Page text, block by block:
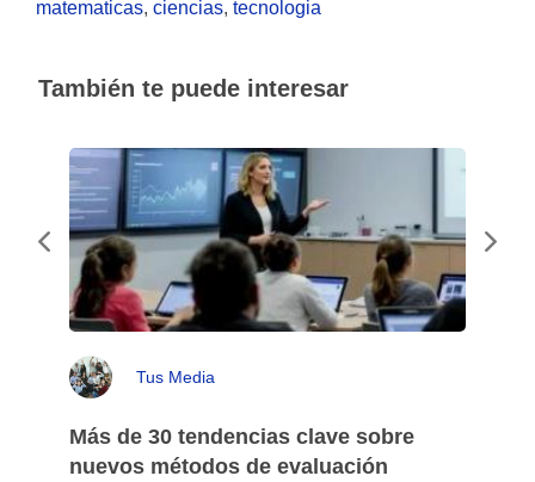
matematicas, ciencias, tecnologia
También te puede interesar
Tus Media
Más de 30 tendencias clave sobre
nuevos métodos de evaluación